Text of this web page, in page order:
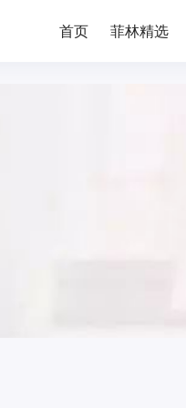
首页 菲林精选